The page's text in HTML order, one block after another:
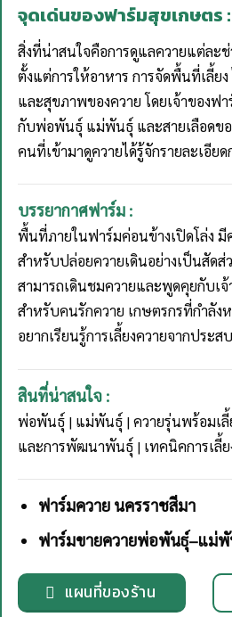
จุดเด่นของฟาร์มสุขเกษตร :
สิ่งที่น่าสนใจคือการดูแลควายแต่ละ
ตั้งแต่การให้อาหาร การจัดพื้นที่เลี้ย
และสุขภาพของควาย โดยเจ้าของฟ
กับพ่อพันธุ์ แม่พันธุ์ และสายเลือดขอ
คนที่เข้ามาดูควายได้รู้จักรายละเอีย
บรรยากาศฟาร์ม :
พื้นที่ภายในฟาร์มค่อนข้างเปิดโล่ง
สำหรับปล่อยควายเดินอย่างเป็นสัดส่
สามารถเดินชมควายและพูดคุยกับเจ้
สำหรับคนรักควาย เกษตรกรที่กำลัง
อยากเรียนรู้การเลี้ยงควายจากประส
สินที่น่าสนใจ :
พ่อพันธุ์ | แม่พันธุ์ | ควายรุ่นพร้อมเลี้
และการพัฒนาพันธุ์ | เทคนิคการเลี้ย
ฟาร์มควาย นครราชสีมา
ฟาร์มขายควายพ่อพันธุ์–แม่
แผนที่ของร้าน